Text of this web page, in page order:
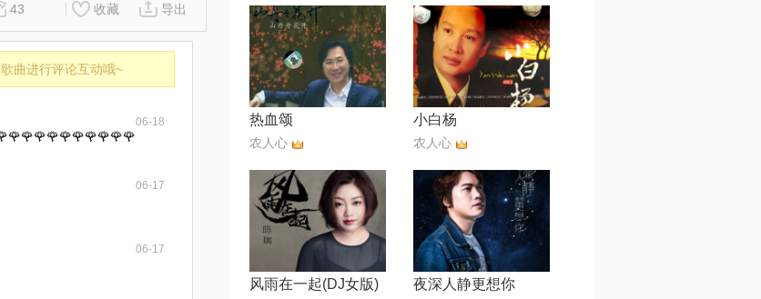
43 收藏 导出
曲进行评论互动哦~
06-18
06-17
06-17
热血颂
农人心
小白杨
农人心
风雨在一起(DJ女版) 夜深人静更想你